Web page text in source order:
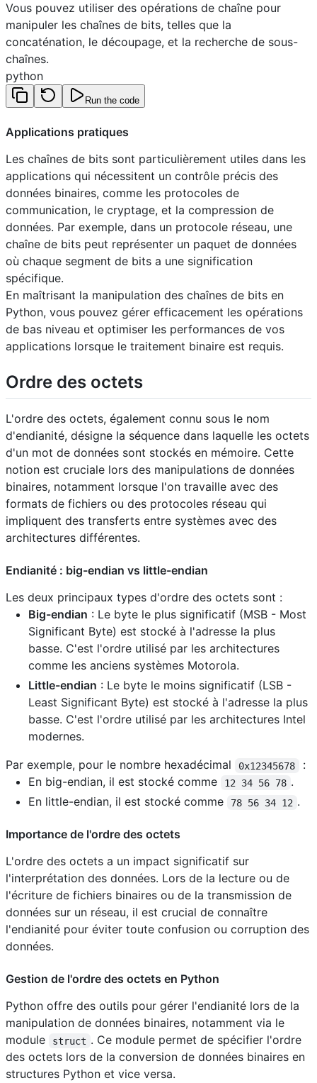
Vous pouvez utiliser des opérations de chaîne pour
manipuler les chaînes de bits, telles que la
concaténation, le découpage, et la recherche de sous-
chaînes.
python
Run the code
Applications pratiques
Les chaînes de bits sont particulièrement utiles dans les
applications qui nécessitent un contrôle précis des
données binaires, comme les protocoles de
communication, le cryptage, et la compression de
données. Par exemple, dans un protocole réseau, une
chaîne de bits peut représenter un paquet de données
où chaque segment de bits a une signification
spécifique.
En maîtrisant la manipulation des chaînes de bits en
Python, vous pouvez gérer efficacement les opérations
de bas niveau et optimiser les performances de vos
applications lorsque le traitement binaire est requis.
Ordre des octets
L'ordre des octets, également connu sous le nom
d'endianité, désigne la séquence dans laquelle les octets
d'un mot de données sont stockés en mémoire. Cette
notion est cruciale lors des manipulations de données
binaires, notamment lorsque l'on travaille avec des
formats de fichiers ou des protocoles réseau qui
impliquent des transferts entre systèmes avec des
architectures différentes.
Endianité : big-endian vs little-endian
Les deux principaux types d'ordre des octets sont :
Big-endian : Le byte le plus significatif (MSB - Most
Significant Byte) est stocké à l'adresse la plus
basse. C'est l'ordre utilisé par les architectures
comme les anciens systèmes Motorola.
Little-endian : Le byte le moins significatif (LSB -
Least Significant Byte) est stocké à l'adresse la plus
basse. C'est l'ordre utilisé par les architectures Intel
modernes.
Par exemple, pour le nombre hexadécimal
0x12345678
:
En big-endian, il est stocké comme
12 34 56 78 .
En little-endian, il est stocké comme
78 56 34 12 .
Importance de l'ordre des octets
L'ordre des octets a un impact significatif sur
l'interprétation des données. Lors de la lecture ou de
l'écriture de fichiers binaires ou de la transmission de
données sur un réseau, il est crucial de connaître
l'endianité pour éviter toute confusion ou corruption des
données.
Gestion de l'ordre des octets en Python
Python offre des outils pour gérer l'endianité lors de la
manipulation de données binaires, notamment via le
module
struct . Ce module permet de spécifier l'ordre
des octets lors de la conversion de données binaires en
structures Python et vice versa.